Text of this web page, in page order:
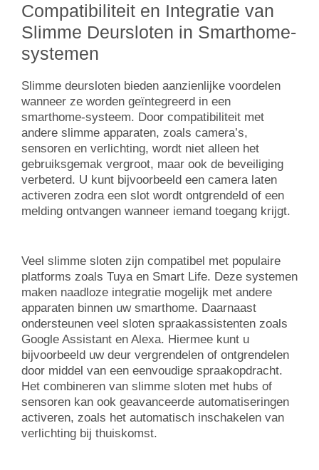
Compatibiliteit en Integratie van
Slimme Deursloten in Smarthome-
systemen
Slimme deursloten bieden aanzienlijke voordelen
wanneer ze worden geïntegreerd in een
smarthome-systeem. Door compatibiliteit met
andere slimme apparaten, zoals camera’s,
sensoren en verlichting, wordt niet alleen het
gebruiksgemak vergroot, maar ook de beveiliging
verbeterd. U kunt bijvoorbeeld een camera laten
activeren zodra een slot wordt ontgrendeld of een
melding ontvangen wanneer iemand toegang krijgt.
Veel slimme sloten zijn compatibel met populaire
platforms zoals Tuya en Smart Life. Deze systemen
maken naadloze integratie mogelijk met andere
apparaten binnen uw smarthome. Daarnaast
ondersteunen veel sloten spraakassistenten zoals
Google Assistant en Alexa. Hiermee kunt u
bijvoorbeeld uw deur vergrendelen of ontgrendelen
door middel van een eenvoudige spraakopdracht.
Het combineren van slimme sloten met hubs of
sensoren kan ook geavanceerde automatiseringen
activeren, zoals het automatisch inschakelen van
verlichting bij thuiskomst.